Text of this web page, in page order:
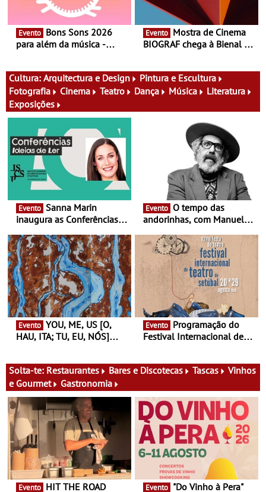
Evento
para além da música -
atividades para toda a
família e muito mais
Evento
BIOGRAF chega à Bienal de
fílmico e práticas artísticas
Cultura: Arquitectura e Design
Pintura e Escultura
Fotografia
Cinema Teatro Dança Música
Literatura
Exposições
Evento
inaugura as Conferências
Antiga primeira-ministra da
Finlândia é a convidada da
primeira edição do novo
ciclo de debates dedicado
aos grandes temas do
nosso tempo
Evento
andorinhas, com Manuel
Atum - Concerto
performance na MAAT
Gallery a 3 de Setembro,
Evento
HAU, ITA; TU, EU, NÓS]
13 de Dezembro
Evento
Festival Internacional de
29 de Agosto
Solta-te: Restaurantes Bares e Discotecas Tascas
Vinhos
e Gourmet
Gastronomia
Evento Evento